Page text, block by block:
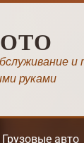
руками
Грузовые авто